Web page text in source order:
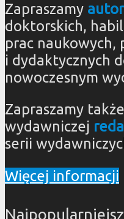
Zapraszamy
doktorskich,
prac naukowych,
i dydaktycznych
nowoczesnym
Zapraszamy
wydawniczej
serii
Więcej informacji